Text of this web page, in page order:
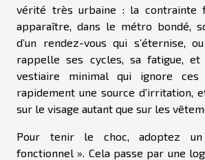
vérité très urbaine : la contrainte
apparaître, dans le métro bondé,
d’un rendez-vous qui s’éternise,
rappelle ses cycles, sa fatigue, et
vestiaire minimal qui ignore ces
rapidement une source d’irritation,
sur le visage autant que sur les
Pour tenir le choc, adoptez un
fonctionnel ». Cela passe par une